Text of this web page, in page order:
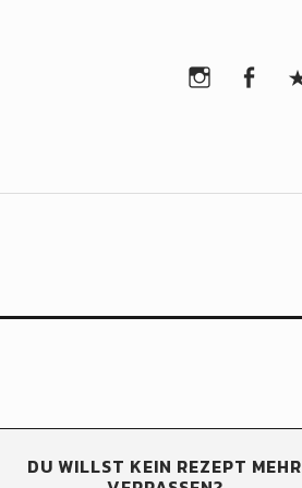
DU WILLST KEIN REZEPT MEHR